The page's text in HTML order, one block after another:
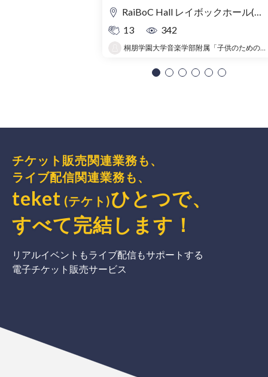
RaiBoC Hall レイボックホール(市民会館おおみや) 5F リハーサルルーム・レクリエーションルーム
13
342
桐朋学園大学音楽学部附属「子供のための音楽教室 」大宮教室
チケット販売関連業務も、
ライブ配信関連業務も、
teket (テケト)ひとつで、
すべて完結 します ！
リアルイベントもライブ配信もサポートする
電子チケット販売サービス